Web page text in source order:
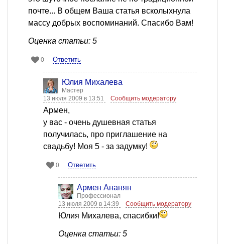
почте... В общем Ваша статья всколыхнула
массу добрых воспоминаний. Спасибо Вам!
Оценка статьи: 5
0 Ответить
Юлия Михалева
Мастер
13 июля 2009 в 13:51
Сообщить модератору
Армен,
у вас - очень душевная статья
получилась, про приглашение на
свадьбу! Моя 5 - за задумку!
0 Ответить
Армен Ананян
Профессионал
13 июля 2009 в 14:39
Сообщить модератору
Юлия Михалева, спасибки!
Оценка статьи: 5